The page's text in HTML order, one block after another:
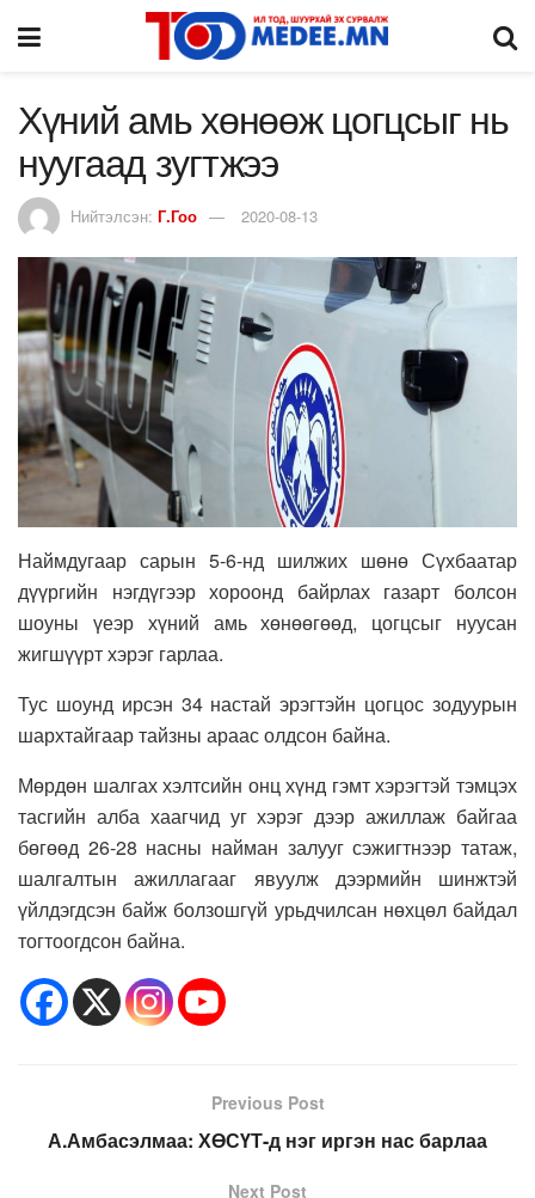
Хүний амь хөнөөж цогцсыг нь
нуугаад зугтжээ
Нийтэлсэн: Г.Гоо 2020-08-13
Наймдугаар сарын 5-6-нд шилжих шөнө Сүхбаатар
дүүргийн нэгдүгээр хороонд байрлах газарт болсон
шоуны үеэр хүний амь хөнөөгөөд, цогцсыг нуусан
жигшүүрт хэрэг гарлаа.
Тус шоунд ирсэн 34 настай эрэгтэйн цогцос зодуурын
шархтайгаар тайзны араас олдсон байна.
Мөрдөн шалгах хэлтсийн онц хүнд гэмт хэрэгтэй тэмцэх
тасгийн алба хаагчид уг хэрэг дээр ажиллаж байгаа
бөгөөд 26-28 насны найман залууг сэжигтнээр татаж,
шалгалтын ажиллагааг явуулж дээрмийн шинжтэй
үйлдэгдсэн байж болзошгүй урьдчилсан нөхцөл байдал
тогтоогдсон байна.
Previous Post
А.Амбасэлмаа: ХӨСҮТ-д нэг иргэн нас барлаа
Next Post